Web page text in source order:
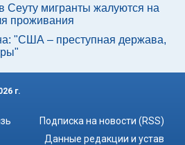
Сеуту мигранты жалуются на
проживания
"США – преступная держава,
г.
Подписка на новости (RSS)
Данные редакции и устав